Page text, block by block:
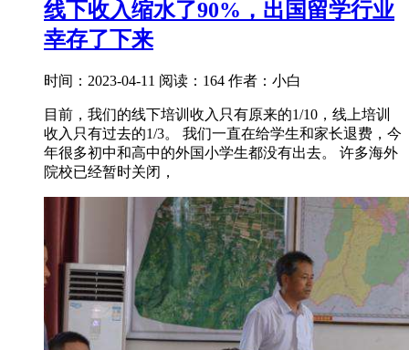
线下收入缩水了90%，出国留学行业
幸存了下来
时间：2023-04-11 阅读：164 作者：小白
目前，我们的线下培训收入只有原来的1/10，线上培训
收入只有过去的1/3。 我们一直在给学生和家长退费，今
年很多初中和高中的外国小学生都没有出去。 许多海外
院校已经暂时关闭，